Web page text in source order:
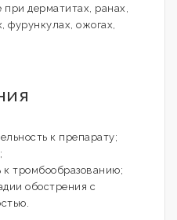
дерматитах, ранах,
фурункулах, ожогах,
к препарату;
тромбообразованию;
обострения с